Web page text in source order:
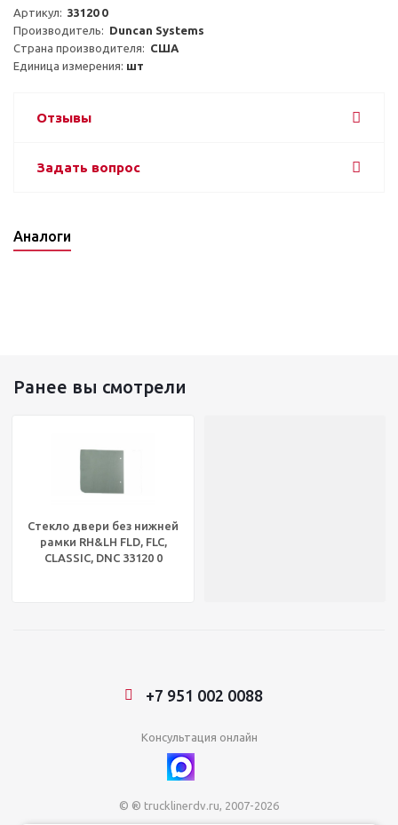
Артикул: 33120 0
Производитель: Duncan Systems
Страна производителя: США
Единица измерения: шт
Отзывы
Задать вопрос
Аналоги
Ранее вы смотрели
Стекло двери без нижней
рамки RH&LH FLD, FLC,
CLASSIC, DNC 33120 0
+7 951 002 0088
Консультация онлайн
© ® trucklinerdv.ru, 2007-2026